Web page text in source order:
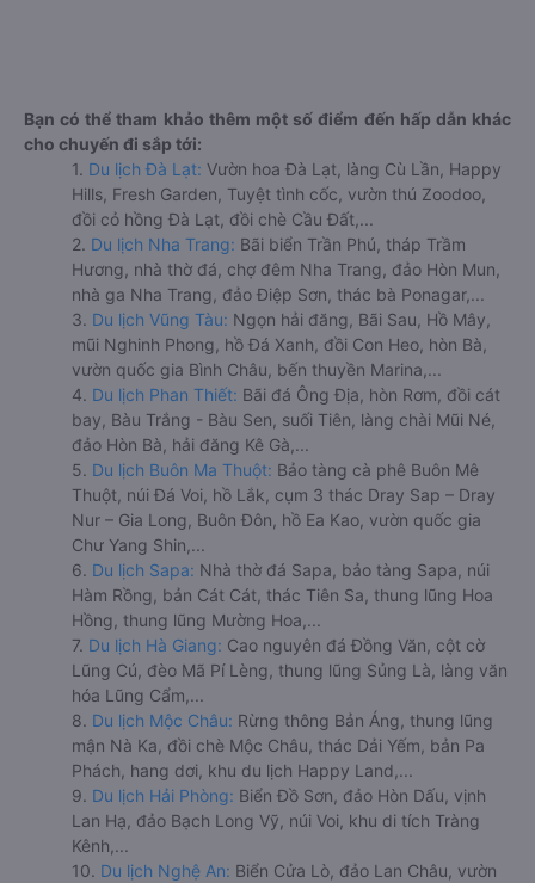
Bạn có thể tham khảo thêm một số điểm đến hấp dẫn khác
cho chuyến đi sắp tới:
1. Du lịch Đà Lạt: Vườn hoa Đà Lạt, làng Cù Lần, Happy
Hills, Fresh Garden, Tuyệt tình cốc, vườn thú Zoodoo,
đồi cỏ hồng Đà Lạt, đồi chè Cầu Đất,...
2. Du lịch Nha Trang: Bãi biển Trần Phú, tháp Trầm
Hương, nhà thờ đá, chợ đêm Nha Trang, đảo Hòn Mun,
nhà ga Nha Trang, đảo Điệp Sơn, thác bà Ponagar,...
3. Du lịch Vũng Tàu: Ngọn hải đăng, Bãi Sau, Hồ Mây,
mũi Nghinh Phong, hồ Đá Xanh, đồi Con Heo, hòn Bà,
vườn quốc gia Bình Châu, bến thuyền Marina,...
4. Du lịch Phan Thiết: Bãi đá Ông Địa, hòn Rơm, đồi cát
bay, Bàu Trắng - Bàu Sen, suối Tiên, làng chài Mũi Né,
đảo Hòn Bà, hải đăng Kê Gà,...
5. Du lịch Buôn Ma Thuột: Bảo tàng cà phê Buôn Mê
Thuột, núi Đá Voi, hồ Lắk, cụm 3 thác Dray Sap – Dray
Nur – Gia Long, Buôn Đôn, hồ Ea Kao, vườn quốc gia
Chư Yang Shin,...
6. Du lịch Sapa: Nhà thờ đá Sapa, bảo tàng Sapa, núi
Hàm Rồng, bản Cát Cát, thác Tiên Sa, thung lũng Hoa
Hồng, thung lũng Mường Hoa,...
7. Du lịch Hà Giang: Cao nguyên đá Đồng Văn, cột cờ
Lũng Cú, đèo Mã Pí Lèng, thung lũng Sủng Là, làng văn
hóa Lũng Cẩm,...
8. Du lịch Mộc Châu: Rừng thông Bản Áng, thung lũng
mận Nà Ka, đồi chè Mộc Châu, thác Dải Yếm, bản Pa
Phách, hang dơi, khu du lịch Happy Land,...
9. Du lịch Hải Phòng: Biển Đồ Sơn, đảo Hòn Dấu, vịnh
Lan Hạ, đảo Bạch Long Vỹ, núi Voi, khu di tích Tràng
Kênh,...
10. Du lịch Nghệ An: Biển Cửa Lò, đảo Lan Châu, vườn